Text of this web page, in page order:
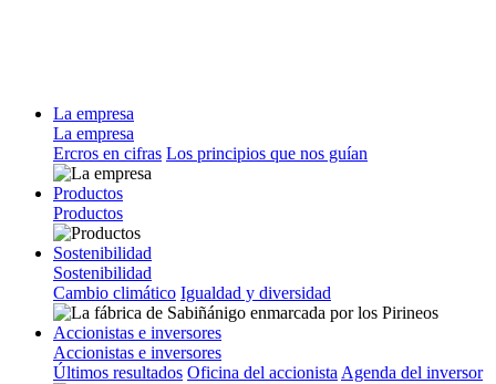
La empresa
La empresa
Ercros en cifras Los principios que nos guían
Productos
Productos
Sostenibilidad
Sostenibilidad
Cambio climático Igualdad y diversidad
Accionistas e inversores
Accionistas e inversores
Últimos resultados Oficina del accionistaAgenda del inversor